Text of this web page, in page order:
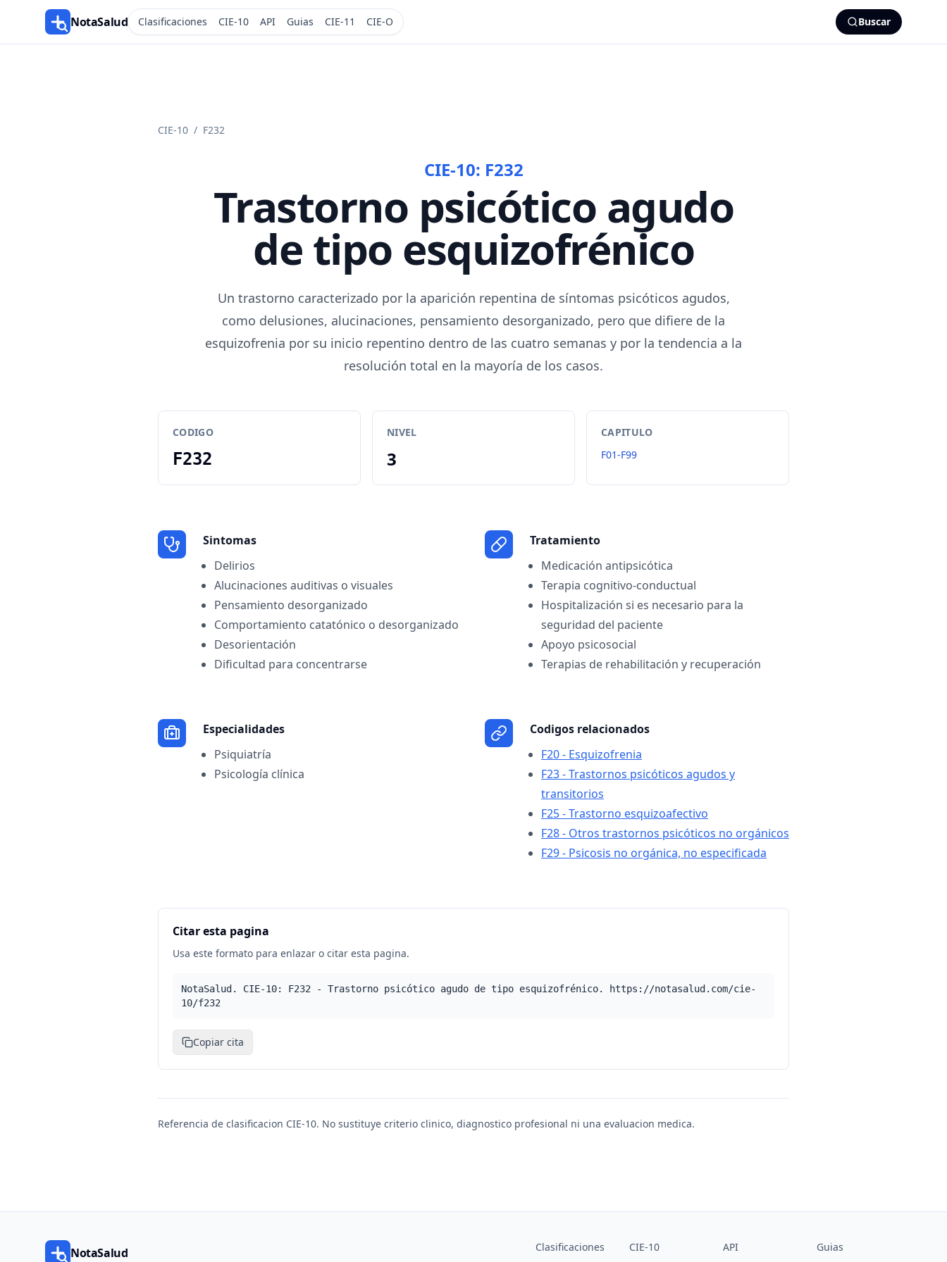
NotaSalud Clasificaciones CIE-10 API Guias CIE-11 CIE-O Buscar
CIE-10 / F232
CIE-10: F232
Trastorno psicótico agudo
de tipo esquizofrénico
Un trastorno caracterizado por la aparición repentina de síntomas psicóticos agudos,
como delusiones, alucinaciones, pensamiento desorganizado, pero que difiere de la
esquizofrenia por su inicio repentino dentro de las cuatro semanas y por la tendencia a la
resolución total en la mayoría de los casos.
CODIGO
F232
NIVEL
3
CAPITULO
F01-F99
Sintomas
Delirios
Alucinaciones auditivas o visuales
Pensamiento desorganizado
Comportamiento catatónico o desorganizado
Desorientación
Dificultad para concentrarse
Tratamiento
Medicación antipsicótica
Terapia cognitivo-conductual
Hospitalización si es necesario para la
seguridad del paciente
Apoyo psicosocial
Terapias de rehabilitación y recuperación
Especialidades
Psiquiatría
Psicología clínica
Codigos relacionados
F20 - Esquizofrenia
F23 - Trastornos psicóticos agudos y
transitorios
F25 - Trastorno esquizoafectivo
F28 - Otros trastornos psicóticos no orgánicos
F29 - Psicosis no orgánica, no especificada
Citar esta pagina
Usa este formato para enlazar o citar esta pagina.
NotaSalud. CIE-10: F232 - Trastorno psicótico agudo de tipo esquizofrénico. https://notasalud.com/cie-
10/f232
Copiar cita
Referencia de clasificacion CIE-10. No sustituye criterio clinico, diagnostico profesional ni una evaluacion medica.
NotaSalud Clasificaciones CIE-10 API Guias